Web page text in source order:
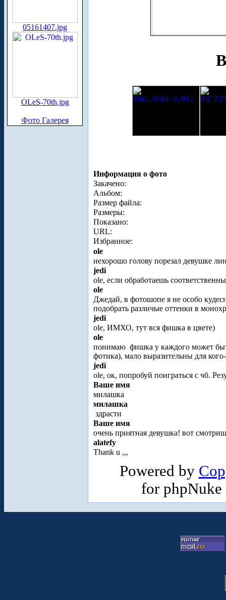
05161407.jpg
OLeS-70th.jpg
Фото Галерея
Информация о фото
Закачено:
Альбом:
Размер файла:
Размеры:
Показано:
URL:
Избранное:
ole
нехорошо голову порезал девушке
jedi
ole, если обработаешь
ole
Джедай, в фотошопе я не особо
подобрать различые оттенки в
jedi
ole, ИМХО, тут вся фишка в цвете)
ole
понимаю фишка у каждого может
фотика), мало выразительны для
jedi
ole, ок, попробуй поиграться с чб.
Ваше имя
милашка
милашка
здрасти
Ваше имя
очень приятная девушка! вот
alatefy
Thank u ,,,
Powered by
for